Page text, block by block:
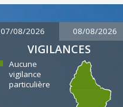
07/08/2026 08/08/2026
VIGILANCES
Aucune
vigilance
particulière